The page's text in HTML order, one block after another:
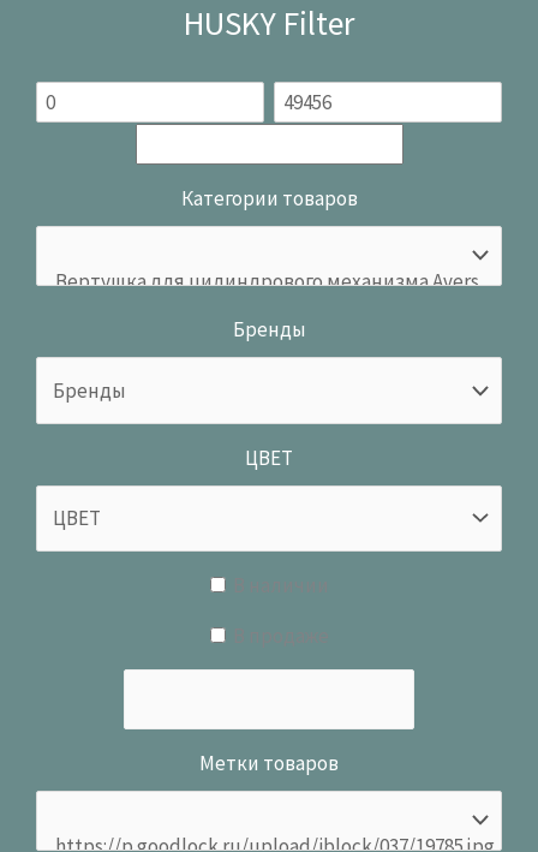
HUSKY Filter
Категории товаров
Бренды
ЦВЕТ
Метки товаров